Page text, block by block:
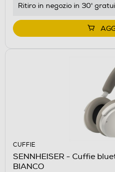
Ritiro in negozio in 30'
CUFFIE
SENNHEISER - Cuffie
BIANCO